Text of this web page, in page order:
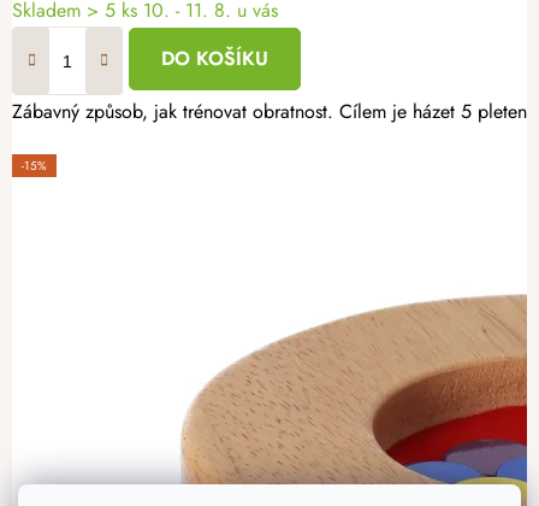
Skladem > 5 ks 10. - 11. 8. u vás
DO KOŠÍKU
Zábavný způsob, jak trénovat obratnost. Cílem je házet 5
-15%